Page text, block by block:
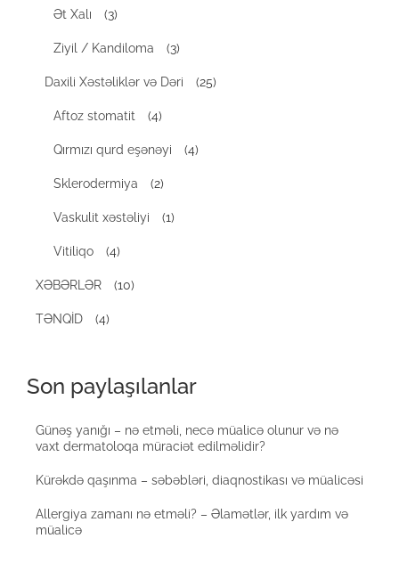
Ət Xalı (3)
Ziyil / Kandiloma (3)
Daxili Xəstəliklər və Dəri (25)
Aftoz stomatit (4)
Qırmızı qurd eşənəyi (4)
Sklerodermiya (2)
Vaskulit xəstəliyi (1)
Vitiliqo (4)
XƏBƏRLƏR (10)
TƏNQİD (4)
Son paylaşılanlar
Günəş yanığı – nə etməli, necə müalicə olunur və nə
vaxt dermatoloqa müraciət edilməlidir?
Kürəkdə qaşınma – səbəbləri, diaqnostikası və müalicəsi
Allergiya zamanı nə etməli? – Əlamətlər, ilk yardım və
müalicə